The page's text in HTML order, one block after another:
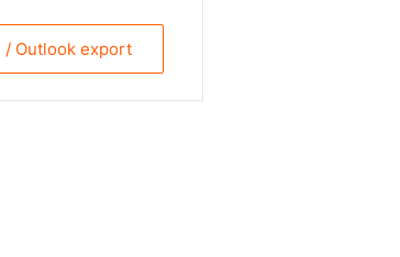
/ Outlook export